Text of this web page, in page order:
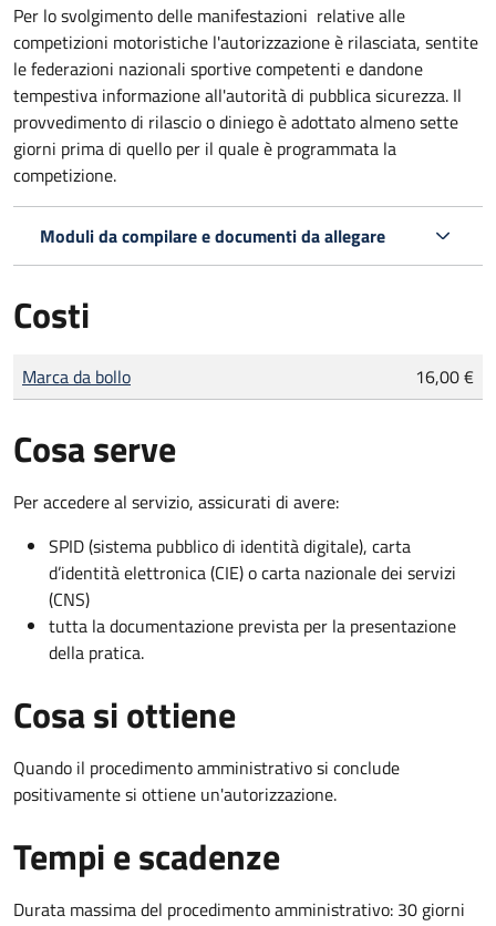
Per lo svolgimento delle manifestazioni relative alle
competizioni motoristiche l'autorizzazione è rilasciata, sentite
le federazioni nazionali sportive competenti e dandone
tempestiva informazione all'autorità di pubblica sicurezza. Il
provvedimento di rilascio o diniego è adottato almeno sette
giorni prima di quello per il quale è programmata la
competizione.
Moduli da compilare e documenti da allegare
Costi
Tipo di pagamento
Importo
Marca da bollo 16,00 €
Cosa serve
Per accedere al servizio, assicurati di avere:
SPID (sistema pubblico di identità digitale), carta
d’identità elettronica (CIE) o carta nazionale dei servizi
(CNS)
tutta la documentazione prevista per la presentazione
della pratica.
Cosa si ottiene
Quando il procedimento amministrativo si conclude
positivamente si ottiene un'autorizzazione.
Tempi e scadenze
Durata massima del procedimento amministrativo: 30 giorni